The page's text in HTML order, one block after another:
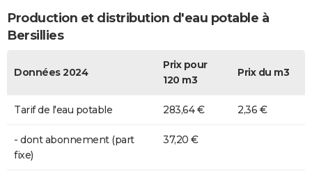
Production et distribution d'eau potable à
Bersillies
Données 2024
Prix pour
120 m3
Prix du m3
Tarif de l'eau potable 283,64 € 2,36 €
- dont abonnement (part
fixe)
37,20 €